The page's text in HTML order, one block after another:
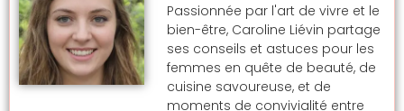
Passionnée par l'art de vivre et le
bien-être, Caroline Liévin partage
ses conseils et astuces pour les
femmes en quête de beauté, de
cuisine savoureuse, et de
moments de convivialité entre